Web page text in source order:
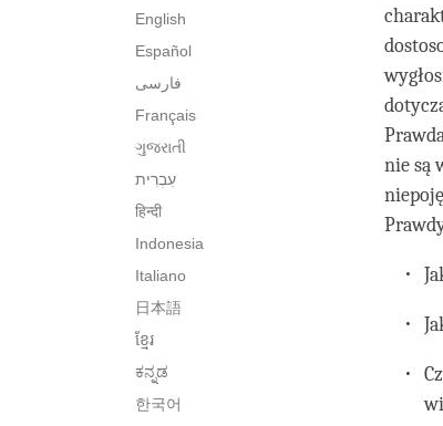
English
Español
فارسی
Français
ગુજરાતી
हिन्दी
Indonesia
Italiano
日本語
ខ្មែរ
ಕನ್ನಡ
한국어
nie są